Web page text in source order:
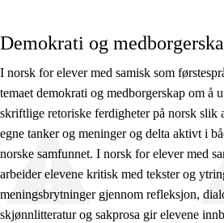
Demokrati og
I norsk for elever med samisk som
temaet demokrati og medborgerskap om å
skriftlige retoriske ferdigheter på norsk slik
egne tanker og meninger og delta aktivt i
norske samfunnet. I norsk for elever med
arbeider elevene kritisk med tekster og
meningsbrytninger gjennom refleksjon,
skjønnlitteratur og sakprosa gir elevene